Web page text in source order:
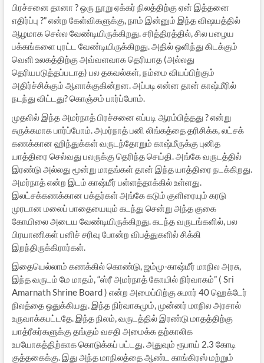
பிரச்சனை தானா ? ஒரு நூறு ஏக்கர் நிலத்திற்கு ஏன் இத்தனை
எதிர்ப்பு ?” என்ற கேள்விகளுக்கு, நாம் இன்னும் இந்த விஷயத்தில்
ஆழமாக செல்ல வேண்டியிருக்கிறது. சரித்திரத்தில், சில பழைய
பக்கங்களை புரட்ட வேண்டியிருக்கிறது. அதில் ஒளிந்து கிடக்கும்
வெளி உலகத்திற்கு அவ்வளவாக தெரியாத (அல்லது
தெரியபடுத்தப்படாத) பல தகவல்கள், நம்மை வியப்பிற்கும்
அதிர்ச்சிக்கும் ஆளாக்குகின்றன. அப்படி என்ன தான் காஷ்மீரில்
நடந்து விட்டது? கொஞ்சம் பார்ப்போம்.
முதலில் இந்த அமர்நாத் பிரச்சனை எப்படி ஆரம்பித்தது ? என்று
சுருக்கமாக பார்ப்போம். அமர்நாத் பனி லிங்கத்தை தரிசிக்க, லட்சக்
கணக்கான ஹிந்துக்கள் வருடந்தோறும் காஷ்மீருக்கு புனித
யாத்திரை செல்வது பலருக்கு தெரிந்த செய்தி. அங்கே வருடத்தில்
இரண்டு அல்லது மூன்று மாதங்கள் தான் இந்த யாத்திரை நடக்கிறது.
அமர்நாத் என்ற இடம் காஷ்மீர் பள்ளத்தாக்கில் உள்ளது.
இலட்சக்கணக்கான பக்தர்கள் அங்கே கடும் குளிரையும் கரடு
முரடான மலைப் பாதையையும் கடந்து சென்று அந்த குகை
கோயிலை அடைய வேண்டியிருக்கிறது. கடந்த வருடங்களில், பல
பிரயாணிகள் பனிச் சரிவு போன்ற விபத்துகளில் சிக்கி
இறந்திருக்கிரார்கள்.
இதையெல்லாம் கணக்கில் கொண்டு, ஜம்மு-காஷ்மீர் மாநில அரசு,
இந்த வருடம் மே மாதம், “ஸ்ரீ அமர்நாத் கோயில் நிர்வாகம்” ( Sri
Amarnath Shrine Board ) என்ற அமைப்பிற்கு சுமார் 40 ஹெக்டேர்
நிலத்தை ஒதுக்கியது. இந்த நிர்வாகமும், முன்னர் மாநில அரசால்
உருவாக்கபட்டதே. இந்த நிலம், வருடத்தில் இரண்டு மாதத்திற்கு
யாத்ரீகர்களுக்கு தங்கும் வசதி அமைக்க தற்காலிக
உபயோகத்திற்காக கொடுக்கப் பட்டது. அதுவும் ரூபாய் 2.3 கோடி
குத்தகைக்கு. இது அந்த மாநிலத்தை ஆண்ட காங்கிரஸ் மற்றும்